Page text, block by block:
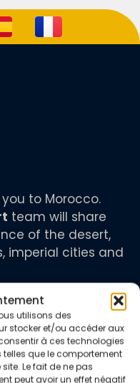
utilisons des
stocker et/ou accéder aux
à ces technologies
que le comportement
Le fait de ne pas
peut avoir un effet négatif
team will share
of the desert,
imperial cities and